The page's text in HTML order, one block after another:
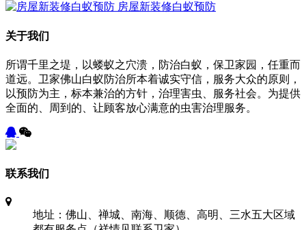
房屋新装修白蚁预防
关于我们
所谓千里之堤，以蝼蚁之穴溃，防治白蚁，保卫家园，任重而
道远。卫家佛山白蚁防治所本着诚实守信，服务大众的原则，
以预防为主，标本兼治的方针，治理害虫、服务社会。为提供
全面的、周到的、让顾客放心满意的虫害治理服务。
联系我们
地址：佛山、禅城、南海、顺德、高明、三水五大区域